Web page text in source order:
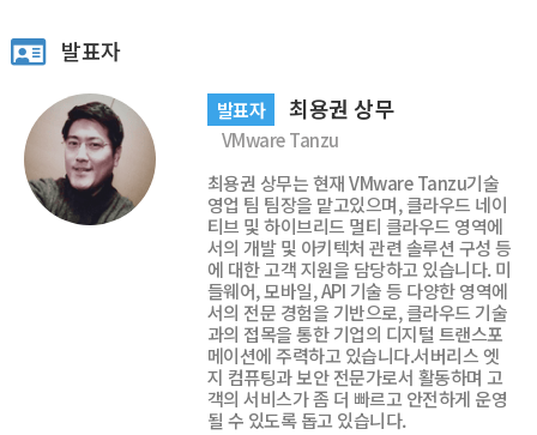
발표자
발표자 최용권 상무
VMware Tanzu
최용권 상무는 현재 VMware Tanzu기술
영업 팀 팀장을 맡고있으며, 클라우드 네이
티브 및 하이브리드 멀티 클라우드 영역에
서의 개발 및 아키텍처 관련 솔루션 구성 등
에 대한 고객 지원을 담당하고 있습니다. 미
들웨어, 모바일, API 기술 등 다양한 영역에
서의 전문 경험을 기반으로, 클라우드 기술
과의 접목을 통한 기업의 디지털 트랜스포
메이션에 주력하고 있습니다.서버리스 엣
지 컴퓨팅과 보안 전문가로서 활동하며 고
객의 서비스가 좀 더 빠르고 안전하게 운영
될 수 있도록 돕고 있습니다.